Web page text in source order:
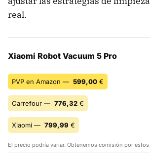
real.
Xiaomi Robot Vacuum 5 Pro
PVP en Amazon — 599,00 €
Carrefour — 776,32 €
Xiaomi — 799,99 €
El precio podría variar. Obtenemos comisión por estos